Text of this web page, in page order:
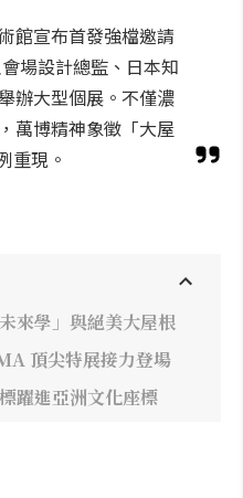
館宣布首發強檔邀請
場設計總監、日本知
辦大型個展。不僅濃
萬博精神象徵「大屋
重現。
來學」與絕美大屋根
頂尖特展接力登場
躍進亞洲文化座標